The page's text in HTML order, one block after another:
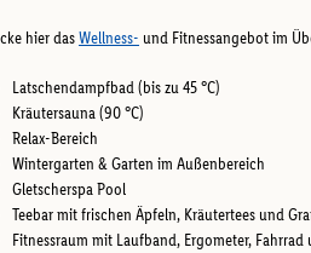
hier dasWellness- und Fitnessangebot im
Latschendampfbad (bis zu 45 °C)
Kräutersauna (90 °C)
Relax-Bereich
Wintergarten & Garten im Außenbereich
Gletscherspa Pool
Teebar mit frischen Äpfeln, Kräutertees und
Fitnessraum mit Laufband, Ergometer, Fahrrad